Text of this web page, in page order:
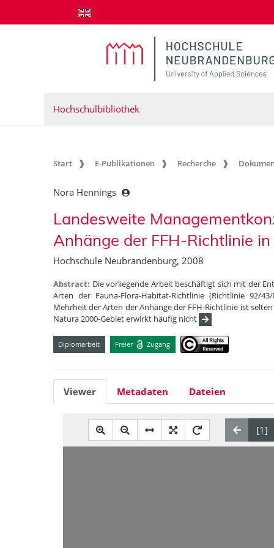
zum Inhalt springen
Hochschulbibliothek
Start E-Publikationen Recherche
Nora Hennings
Landesweite
Anhänge der FFH-Richtlinie
Hochschule Neubrandenburg, 2008
Abstract: Die vorliegende Arbeit beschäftigt sich mit der
Arten der Fauna-Flora-Habitat-Richtlinie (Richtlinie 92/
Mehrheit der Arten der Anhänge der FFH-Richtlinie ist
Natura 2000-Gebiet erwirkt häufig nicht
Diplomarbeit Freier Zugang
Viewer Metadaten Dateien